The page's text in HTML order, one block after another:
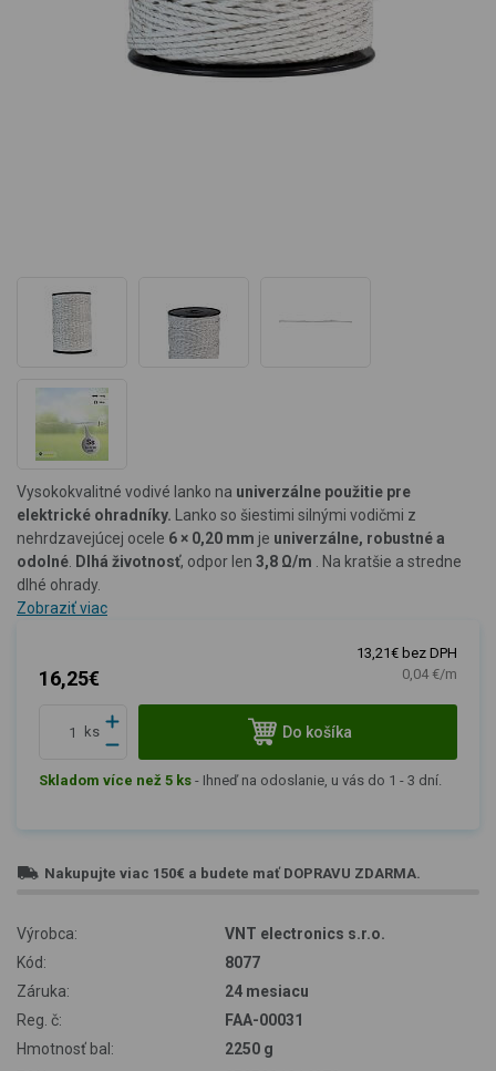
Vysokokvalitné vodivé lanko na univerzálne použitie pre
elektrické ohradníky.
Lanko so šiestimi silnými vodičmi z
nehrdzavejúcej ocele 6 × 0,20 mm je univerzálne, robustné a
odolné Dlhá životnosť, odpor len 3,8 Ω/m
. Na kratšie a stredne
dlhé ohrady.
Zobraziť viac
16,25€
13,21€ bez DPH
0,04 €/m
ks Do košíka
Skladom více než 5 ks - Ihneď na odoslanie, u vás do 1 - 3 dní.
Nakupujte viac 150€ a budete mať DOPRAVU ZDARMA.
Výrobca:
VNT electronics s.r.o.
Kód:
8077
Záruka:
24 mesiacu
Reg. č:
FAA-00031
Hmotnosť bal:
2250 g